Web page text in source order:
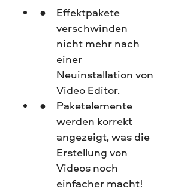
Effektpakete
verschwinden
nicht mehr nach
einer
Neuinstallation von
Video Editor.
Paketelemente
werden korrekt
angezeigt, was die
Erstellung von
Videos noch
einfacher macht!